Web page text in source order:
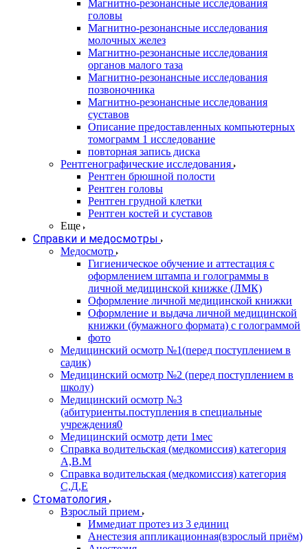
Магнитно-резонансные исследования
головы
Магнитно-резонансные исследования
молочных желез
Магнитно-резонансные исследования
органов малого таза
Магнитно-резонансные исследования
позвоночника
Магнитно-резонансные исследования
суставов
Описание предоставленных компьютерных
томограмм 1 исследование
повторная запись диска
Рентгенографические исследования
Рентген брюшной полости
Рентген головы
Рентген грудной клетки
Рентген костей и суставов
Еще
Справки и медосмотры
Медосмотр
Гигиеническое обучение и аттестация с
оформлением штампа и голограммы в
личной медицинской книжке (ЛМК)
Оформление личной медицинской книжки
Оформление и выдача личной медицинской
книжки (бумажного формата) с голограммой
фото
Медицинский осмотр №1(перед поступлением в
садик)
Медицинский осмотр №2 (перед поступлением в
школу)
Медицинский осмотр №3
(абитуриенты.поступления в специальные
учреждения0
Медицинский осмотр дети 1мес
Справка водительская (медкомиссия) категория
А,В.М
Справка водительская (медкомиссия) категория
С,Д,Е
Стоматология
Взрослый прием
Иммедиат протез из 3 единиц
Анестезия аппликационная(взрослый приём)